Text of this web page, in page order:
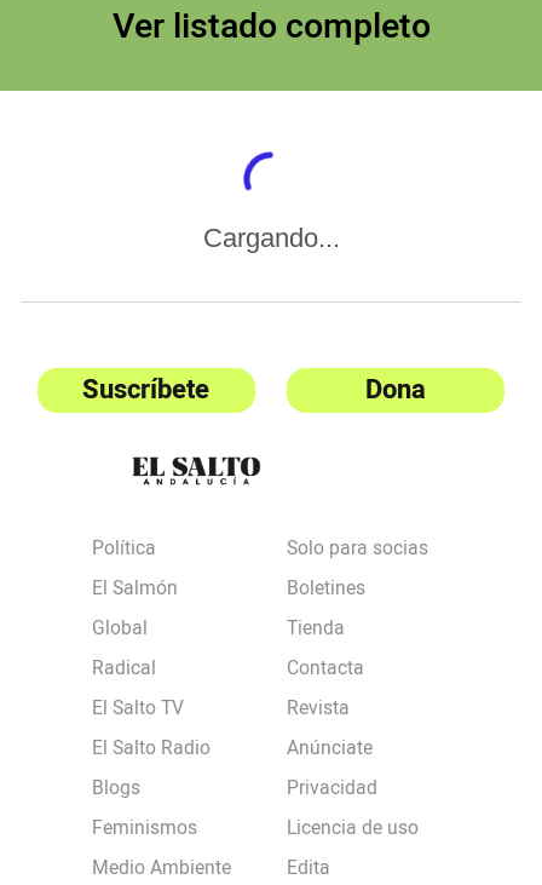
Ver listado completo
Cargando...
Suscríbete Dona
Política
El Salmón
Global
Radical
El Salto TV
El Salto Radio
Blogs
Feminismos
Medio Ambiente
Solo para socias
Boletines
Tienda
Contacta
Revista
Anúnciate
Privacidad
Licencia de uso
Edita